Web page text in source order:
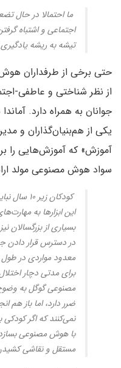
ما احتمالا در حال
اجتماعی و اشتباه
تیشه به ریشه
حتی برخی از طرفداران
از نظر شناختی و عاطفی-
یکی از هم‌بنیان‌گذاران و
آموزش» که آموزش‌هایی را
سواد هوش مصنوعی مولد
کودکان
این ابزارها به
بسیاری از بزرگسالان
در دسترس قرار دادن
معدود مواردی در
برای مدتی دچار
مصنوعی گوگل به وضوح
ضرر دارد، اما باز هم
نمی‌کنند که اگر
با هوش مصنوعی
مستقل و نقاشی